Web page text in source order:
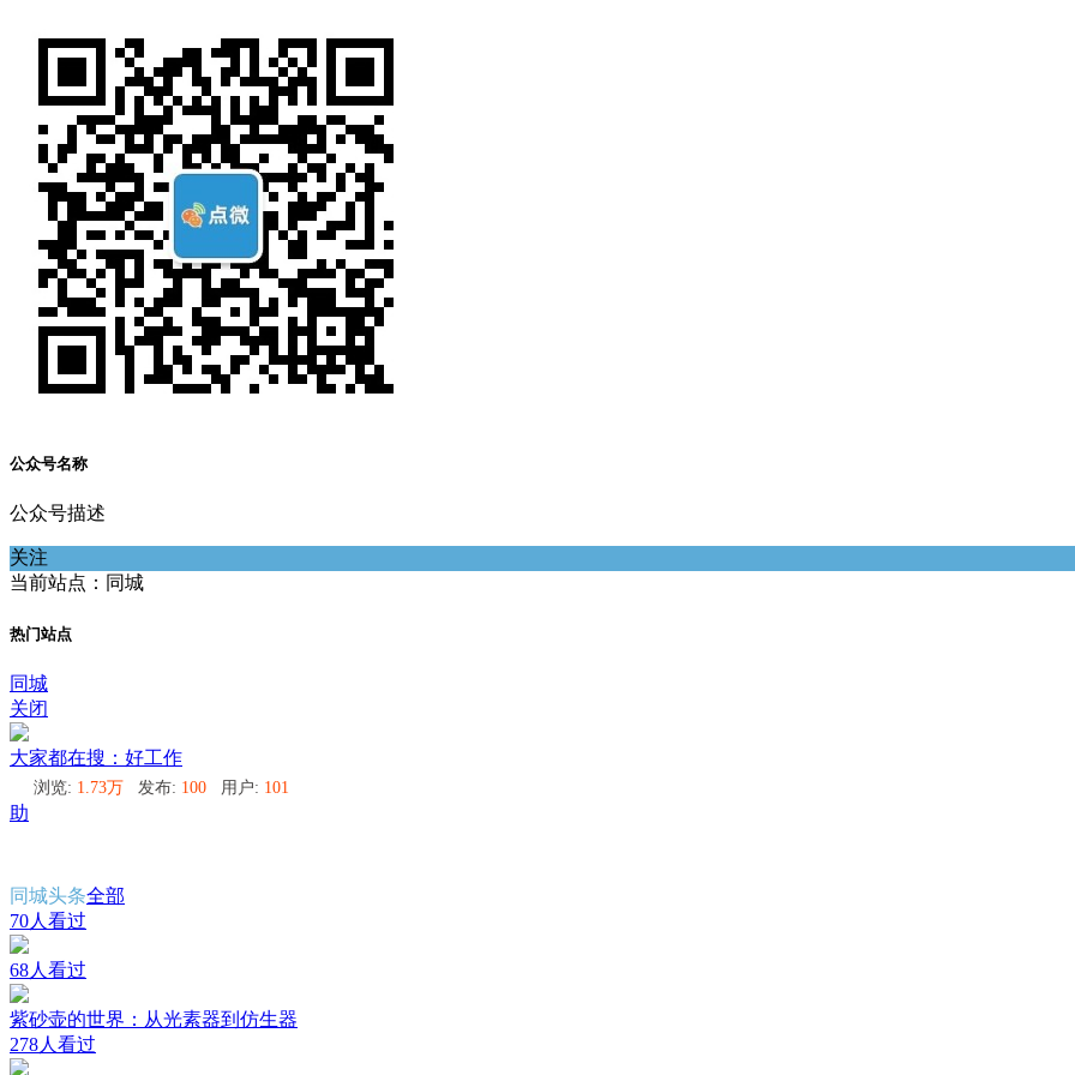
公众号名称
公众号描述
关注
当前站点：同城
热门站点
同城
关闭
大家都在搜：好工作
浏览: 1.73万 发布: 100 用户: 101
助
同城头条全部
70人看过
68人看过
紫砂壶的世界：从光素器到仿生器
278人看过